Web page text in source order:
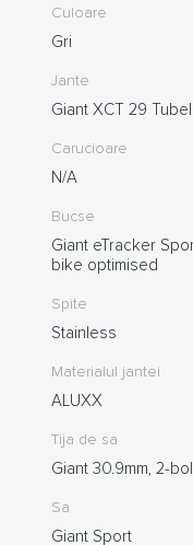
Culoare
Gri
Jante
Giant XCT 29
Carucioare
N/A
Bucse
Giant eTracker
bike optimised
Spite
Stainless
Materialul jantei
ALUXX
Tija de sa
Giant 30.9mm, 2-
Sa
Giant Sport